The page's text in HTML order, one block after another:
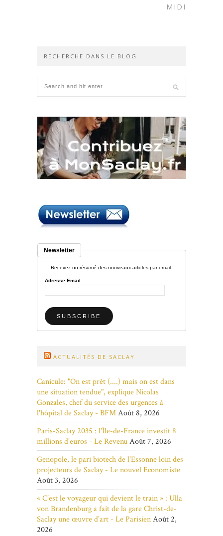
MIDI
RECHERCHE DANS LE BLOG
Newsletter
Recevez un résumé des nouveaux articles par email.
Adresse Email
ACTUALITÉS DE SACLAY
Canicule: "On est prêt (....) mais on est dans
une situation tendue", explique Nicolas
Gonzales, chef du service des urgences à
l'hôpital de Saclay - BFMAoût 8, 2026
Paris-Saclay 2035 : l'Île-de-France investit 8
millions d'euros - Le RevenuAoût 7, 2026
Genopole, le pari biotech de l'Essonne loin des
projecteurs de Saclay - Le nouvel Economiste
Août 3, 2026
« C’est le voyageur qui devient le train » : Ulla
von Brandenburg a fait de la gare Christ-de-
Saclay une œuvre d’art - Le ParisienAoût 2,
2026